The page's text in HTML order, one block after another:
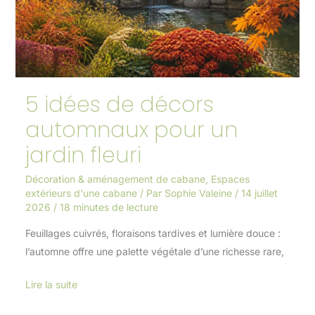
5 idées de décors
automnaux pour un
jardin fleuri
Décoration & aménagement de cabane, Espaces
extérieurs d'une cabane/ Par Sophie Valeine / 14 juillet
2026 / 18 minutes de lecture
Feuillages cuivrés, floraisons tardives et lumière douce :
l’automne offre une palette végétale d’une richesse rare,
un
jardin
fleuri
Lire la suite